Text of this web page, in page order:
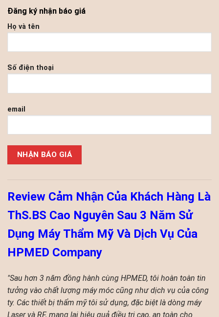
Đăng ký nhận báo giá
Họ và tên
Số điện thoại
email
Please leave this field empty.
Review Cảm Nhận Của Khách Hàng Là
ThS.BS Cao Nguyên Sau 3 Năm Sử
Dụng Máy Thẩm Mỹ Và Dịch Vụ Của
HPMED Company
"Sau hơn 3 năm đồng hành cùng HPMED, tôi hoàn toàn tin
tưởng vào chất lượng máy móc cũng như dịch vụ của công
ty. Các thiết bị thẩm mỹ tôi sử dụng, đặc biệt là dòng máy
Laser và RF, mang lại hiệu quả điều trị cao, an toàn cho